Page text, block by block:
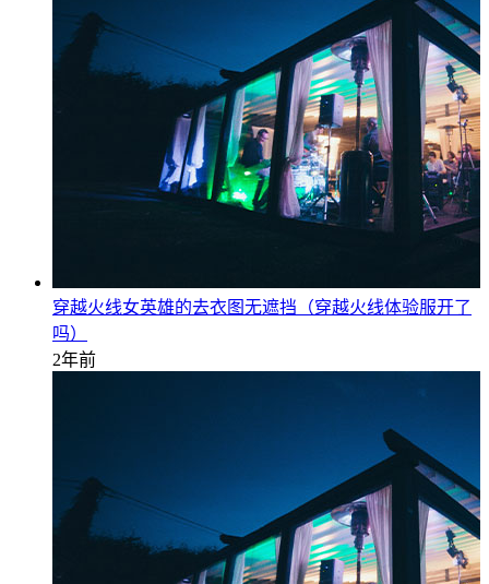
穿越火线女英雄的去衣图无遮挡（穿越火线体验服开了
吗）
2年前